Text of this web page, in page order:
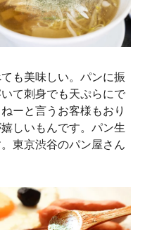
も美味しい。パンに振
て刺身でも天ぷらにで
ーと言うお客様もおり
しいもんです。パン生
東京渋谷のパン屋さん